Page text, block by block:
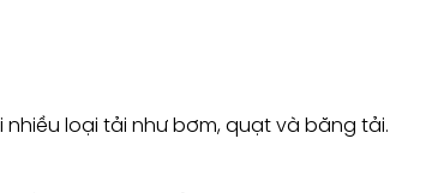
nhiều loại tải như bơm, quạt và băng tải.